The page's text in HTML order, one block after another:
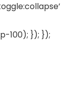
100); }); });